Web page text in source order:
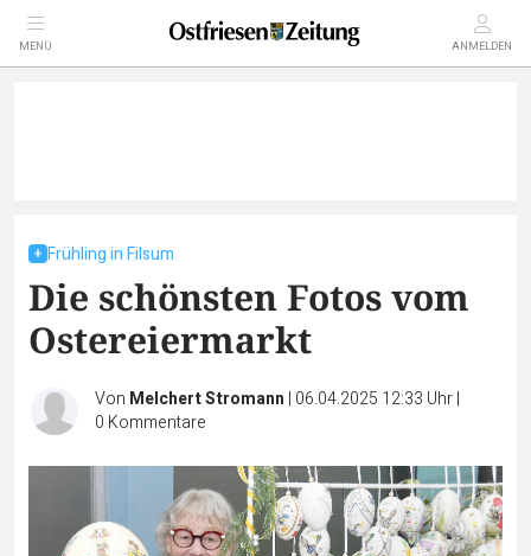
MENÜ ANMELDEN
Frühling in Filsum
Die schönsten Fotos vom
Ostereiermarkt
Von Melchert Stromann | 06.04.2025 12:33 Uhr|
0 Kommentare